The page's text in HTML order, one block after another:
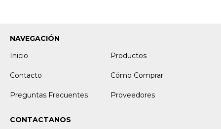
NAVEGACIÓN
Inicio
Productos
Contacto Cómo Comprar
Preguntas Frecuentes Proveedores
CONTACTANOS